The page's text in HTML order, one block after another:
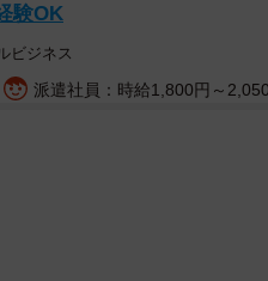
山田～五十鈴川間が開業。翌
験OK
ビジネス
派遣社員：時給1,800円～